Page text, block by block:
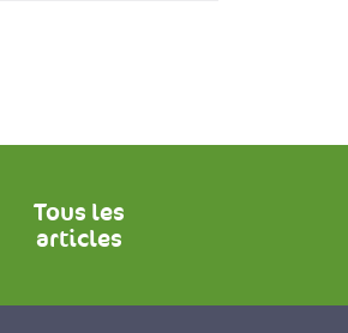
Tous les
articles